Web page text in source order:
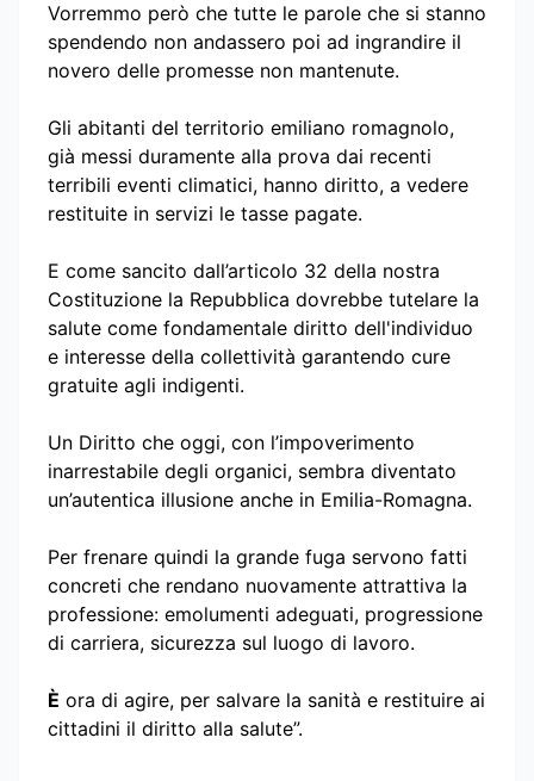
Vorremmo però che tutte le parole che si stanno
spendendo non andassero poi ad ingrandire il
novero delle promesse non mantenute.
Gli abitanti del territorio emiliano romagnolo,
già messi duramente alla prova dai recenti
terribili eventi climatici, hanno diritto, a vedere
restituite in servizi le tasse pagate.
E come sancito dall’articolo 32 della nostra
Costituzione la Repubblica dovrebbe tutelare la
salute come fondamentale diritto dell'individuo
e interesse della collettività garantendo cure
gratuite agli indigenti.
Un Diritto che oggi, con l’impoverimento
inarrestabile degli organici, sembra diventato
un’autentica illusione anche in Emilia-Romagna.
Per frenare quindi la grande fuga servono fatti
concreti che rendano nuovamente attrattiva la
professione: emolumenti adeguati, progressione
di carriera, sicurezza sul luogo di lavoro.
È ora di agire, per salvare la sanità e restituire ai
cittadini il diritto alla salute”.